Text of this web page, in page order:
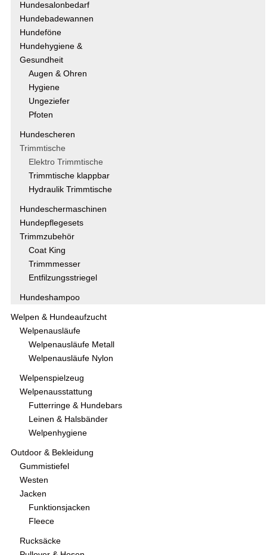
Hundesalonbedarf
Hundebadewannen
Hundeföne
Hundehygiene &
Gesundheit
Augen & Ohren
Hygiene
Ungeziefer
Pfoten
Hundescheren
Trimmtische
Elektro Trimmtische
Trimmtische klappbar
Hydraulik Trimmtische
Hundeschermaschinen
Hundepflegesets
Trimmzubehör
Coat King
Trimmmesser
Entfilzungsstriegel
Hundeshampoo
Welpen & Hundeaufzucht
Welpenausläufe
Welpenausläufe Metall
Welpenausläufe Nylon
Welpenspielzeug
Welpenausstattung
Futterringe & Hundebars
Leinen & Halsbänder
Welpenhygiene
Outdoor & Bekleidung
Gummistiefel
Westen
Jacken
Funktionsjacken
Fleece
Rucksäcke